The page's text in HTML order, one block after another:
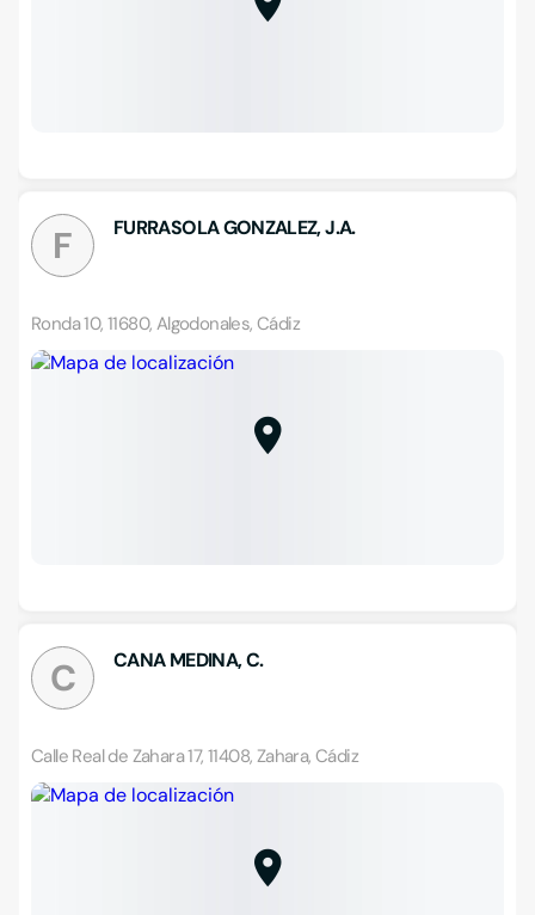
F FURRASOLA GONZALEZ, J.A.
Ronda 10, 11680, Algodonales, Cádiz
C CANA MEDINA, C.
Calle Real de Zahara 17, 11408, Zahara, Cádiz